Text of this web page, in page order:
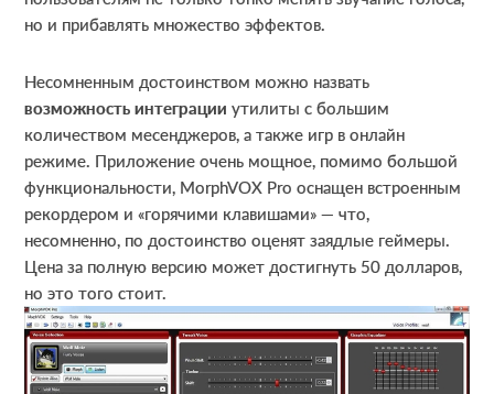
но и прибавлять множество эффектов.
Несомненным достоинством можно назвать
возможность интеграции утилиты с большим
количеством месенджеров, а также игр в онлайн
режиме. Приложение очень мощное, помимо большой
функциональности, MorphVOX Pro оснащен встроенным
рекордером и «горячими клавишами» — что,
несомненно, по достоинство оценят заядлые геймеры.
Цена за полную версию может достигнуть 50 долларов,
но это того стоит.